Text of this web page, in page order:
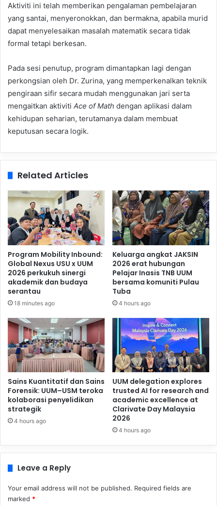
Aktiviti ini telah memberikan pengalaman pembelajaran
yang santai, menyeronokkan, dan bermakna, apabila murid
dapat menyelesaikan masalah matematik secara tidak
formal tetapi berkesan.
Pada sesi penutup, program dimantapkan lagi dengan
perkongsian oleh Dr. Zurina, yang memperkenalkan teknik
pengiraan sifir secara mudah menggunakan jari serta
mengaitkan aktiviti Ace of Math dengan aplikasi dalam
kehidupan seharian, terutamanya dalam membuat
keputusan secara logik.
Related Articles
Program Mobility Inbound:
Global Nexus USU x UUM
2026 perkukuh sinergi
akademik dan budaya
serantau
18 minutes ago
Keluarga angkat JAKSIN
2026 erat hubungan
Pelajar Inasis TNB UUM
bersama komuniti Pulau
Tuba
4 hours ago
Sains Kuantitatif dan Sains
Forensik: UUM–USM teroka
kolaborasi penyelidikan
strategik
4 hours ago
UUM delegation explores
trusted AI for research and
academic excellence at
Clarivate Day Malaysia
2026
4 hours ago
Leave a Reply
Your email address will not be published. Required fields are
marked *